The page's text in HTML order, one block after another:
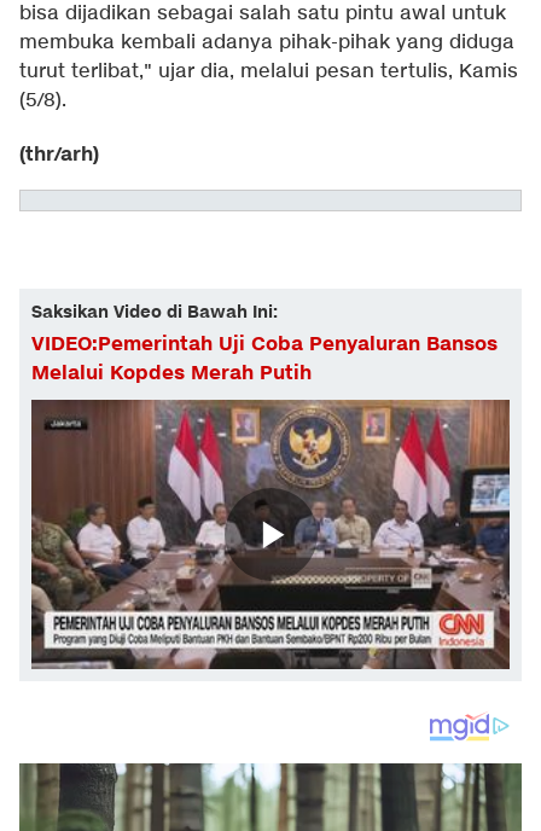
bisa dijadikan sebagai salah satu pintu awal untuk
membuka kembali adanya pihak-pihak yang diduga
turut terlibat," ujar dia, melalui pesan tertulis, Kamis
(5/8).
(thr/arh)
Saksikan Video di Bawah Ini:
VIDEO:Pemerintah Uji Coba Penyaluran Bansos
Melalui Kopdes Merah Putih